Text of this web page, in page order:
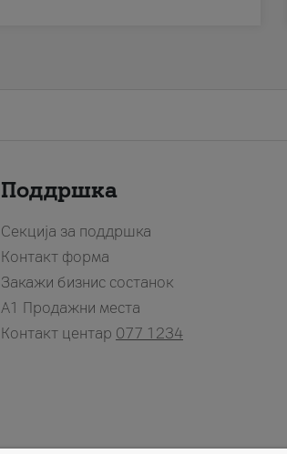
Поддршка
Секција за поддршка
Контакт форма
Закажи бизнис состанок
A1 Продажни места
Контакт центар 077 1234